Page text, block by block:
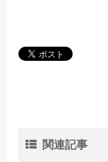
関連記事